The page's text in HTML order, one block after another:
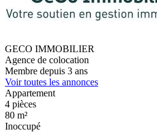
GECO IMMOBILIER
Agence de colocation
Membre depuis 3 ans
Voir toutes les annonces
Appartement
4 pièces
80 m²
Inoccupé